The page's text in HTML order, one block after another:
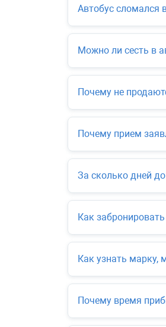
Автобус сломался
Можно ли сесть в
Почему не
Почему прием
За сколько дней
Как забронировать
Как узнать марку,
Почему время